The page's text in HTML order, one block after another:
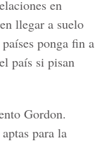
en
llegar a suelo
ponga fin a
país si pisan
Gordon.
para la